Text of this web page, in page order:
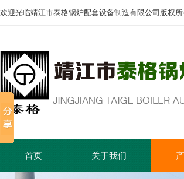
欢迎光临靖江市泰格锅炉配套设备制造有限公司版权所
首页 关于我们